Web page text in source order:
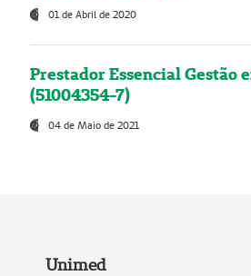
01 de Abril de 2020
Prestador Essencial Gestão
(51004354-7)
04 de Maio de 2021
Unimed